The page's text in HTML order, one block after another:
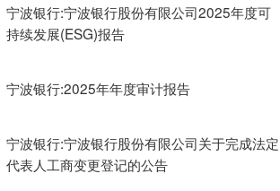
宁波银行:宁波银行股份有限公司2025年度可
持续发展(ESG)报告
宁波银行:2025年年度审计报告
宁波银行:宁波银行股份有限公司关于完成法定
代表人工商变更登记的公告